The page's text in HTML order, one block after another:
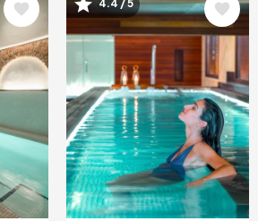
Imagem
4.4 / 5